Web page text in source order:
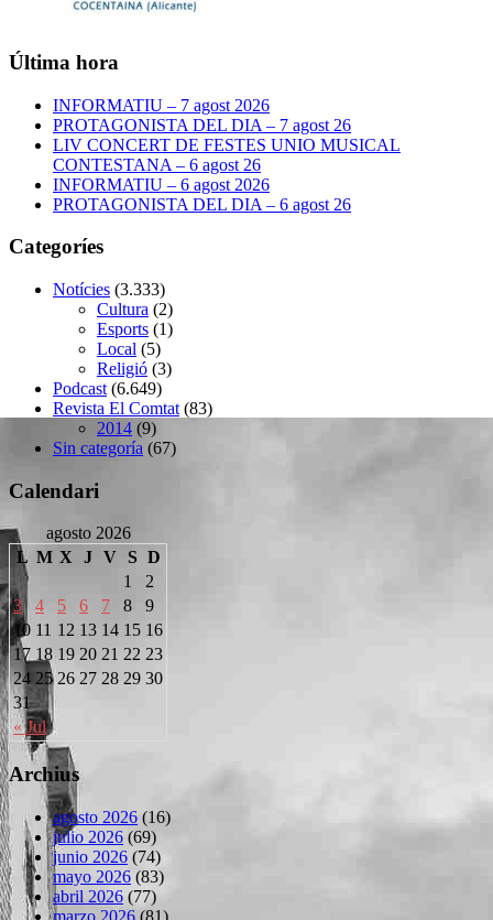
Última hora
INFORMATIU – 7 agost 2026
PROTAGONISTA DEL DIA – 7 agost 26
LIV CONCERT DE FESTES UNIO MUSICAL
CONTESTANA – 6 agost 26
INFORMATIU – 6 agost 2026
PROTAGONISTA DEL DIA – 6 agost 26
Categoríes
Notícies (3.333)
Cultura (2)
Esports (1)
Local (5)
Religió (3)
Podcast (6.649)
Revista El Comtat (83)
2014 (9)
Sin categoría (67)
Calendari
agosto 2026
L M X J V S D
« Jul
1
2
3
4 5 6 7 8
9
10 11 12 13 14 15 16
17 18 19 20 21 22 23
24 25 26 27 28 29 30
31
Archius
agosto 2026 (16)
julio 2026 (69)
junio 2026 (74)
mayo 2026 (83)
abril 2026 (77)
marzo 2026 (81)